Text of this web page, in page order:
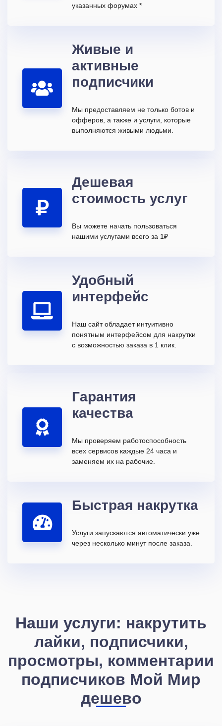
указанных форумах *
Живые и
активные
подписчики
Мы предоставляем не только ботов и
офферов, а также и услуги, которые
выполняются живыми людьми.
Дешевая
стоимость услуг
Вы можете начать пользоваться
нашими услугами всего за 1₽
Удобный
интерфейс
Наш сайт обладает интуитивно
понятным интерфейсом для накрутки
с возможностью заказа в 1 клик.
Гарантия
качества
Мы проверяем работоспособность
всех сервисов каждые 24 часа и
заменяем их на рабочие.
Быстрая накрутка
Услуги запускаются автоматически уже
через несколько минут после заказа.
Наши услуги: накрутить
лайки, подписчики,
просмотры, комментарии
подписчиков Мой Мир
дешево